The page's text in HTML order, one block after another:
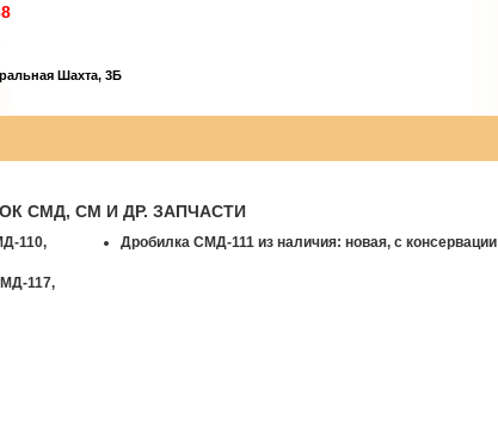
Шахта, 3Б
СМД, СМ И ДР. ЗАПЧАСТИ
110,
117,
Дробилка СМД-111 из наличия: новая, с консервации